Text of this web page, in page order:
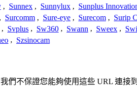
, Sunnex , Sunnylux , Sunplus
, Surcomm , Sure-eye , Surecom , Surip
, Svplus , Sw360 , Swann , Sweex ,
, Szsinocam
們不保證您能夠使用這些 URL 連接